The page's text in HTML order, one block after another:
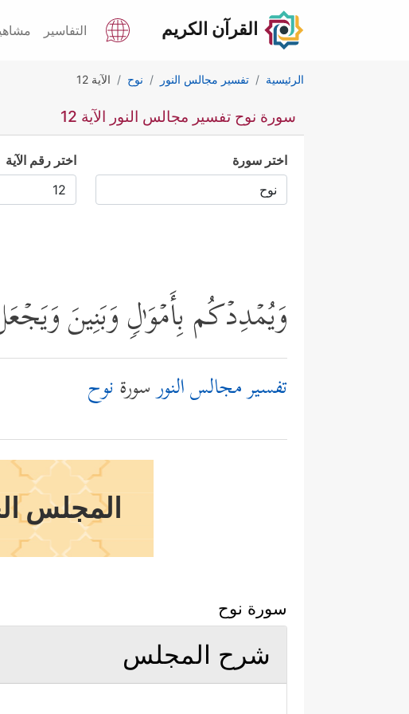
القرآن الكريم التفاسير
الرئيسية تفسير مجالس النور نوح الآية 12
سورة نوح تفسير مجالس النور الآية 12
اختر سورة اختر رقم الآية
وَیُمۡدِدۡكُم بِأَمۡوَ ٰ⁠لࣲ وَبَنِینَ
تفسير مجالس النورسورةنوح
المجلس
سورة نوح
شرح المجلس